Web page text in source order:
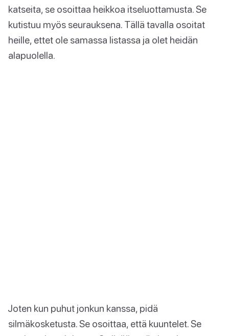
katseita, se osoittaa heikkoa itseluottamusta. Se
kutistuu myös seurauksena. Tällä tavalla osoitat
heille, ettet ole samassa listassa ja olet heidän
alapuolella.
Joten kun puhut jonkun kanssa, pidä
silmäkosketusta. Se osoittaa, että kuuntelet. Se